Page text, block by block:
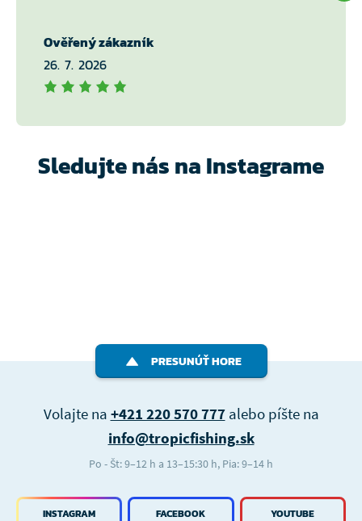
Ověřený zákazník
26. 7. 2026
Sledujte nás na Instagrame
PRESUNÚŤ HORE
INSTAGRAM FACEBOOK YOUTUBE
Volajte na +421 220 570 777alebo píšte na
info@tropicfishing.sk
Po - Št: 9–12 h a 13–15:30 h, Pia: 9–14 h